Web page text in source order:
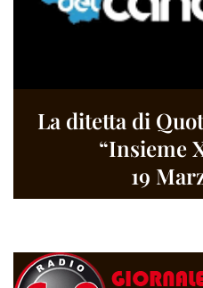
La ditetta di
“Insieme
19